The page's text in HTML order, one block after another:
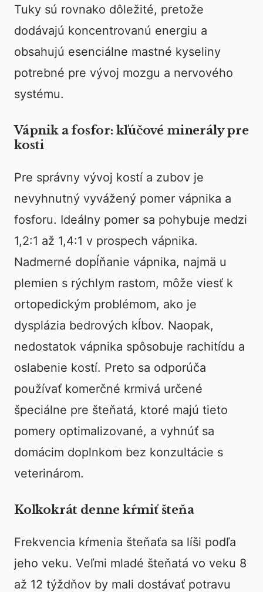
Tuky sú rovnako dôležité, pretože
dodávajú koncentrovanú energiu a
obsahujú esenciálne mastné kyseliny
potrebné pre vývoj mozgu a nervového
systému.
Vápnik a fosfor: kľúčové minerály pre
kosti
Pre správny vývoj kostí a zubov je
nevyhnutný vyvážený pomer vápnika a
fosforu. Ideálny pomer sa pohybuje medzi
1,2:1 až 1,4:1 v prospech vápnika.
Nadmerné dopĺňanie vápnika, najmä u
plemien s rýchlym rastom, môže viesť k
ortopedickým problémom, ako je
dysplázia bedrových kĺbov. Naopak,
nedostatok vápnika spôsobuje rachitídu a
oslabenie kostí. Preto sa odporúča
používať komerčné krmivá určené
špeciálne pre šteňatá, ktoré majú tieto
pomery optimalizované, a vyhnúť sa
domácim doplnkom bez konzultácie s
veterinárom.
Koľkokrát denne kŕmiť šteňa
Frekvencia kŕmenia šteňaťa sa líši podľa
jeho veku. Veľmi mladé šteňatá vo veku 8
až 12 týždňov by mali dostávať potravu